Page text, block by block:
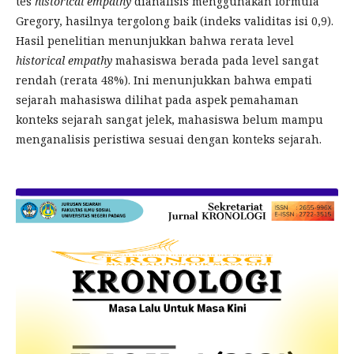
Gregory, hasilnya tergolong baik (indeks validitas isi 0,9).
Hasil penelitian menunjukkan bahwa rerata level
historical empathy mahasiswa berada pada level sangat
rendah (rerata 48%). Ini menunjukkan bahwa empati
sejarah mahasiswa dilihat pada aspek pemahaman
konteks sejarah sangat jelek, mahasiswa belum mampu
menganalisis peristiwa sesuai dengan konteks sejarah.